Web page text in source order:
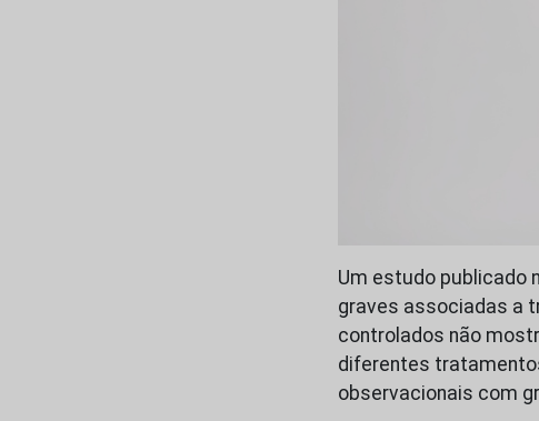
Um estudo publicado
graves associadas a
controlados não
diferentes
observacionais com